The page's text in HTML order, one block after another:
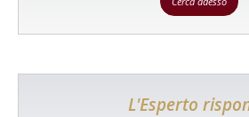
L'Esperto